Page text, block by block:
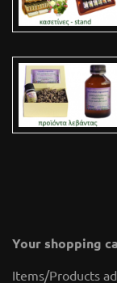
Your shopping
Items/Products